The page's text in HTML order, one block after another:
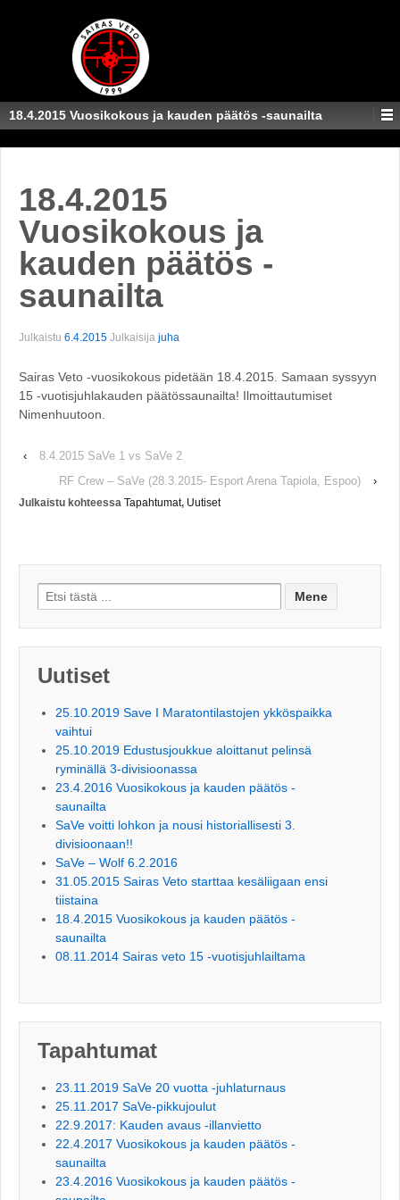
18.4.2015 Vuosikokous ja kauden päätös -saunailta
18.4.2015
Vuosikokous ja
kauden päätös -
saunailta
Julkaistu 6.4.2015 Julkaisija juha
Sairas Veto -vuosikokous pidetään 18.4.2015. Samaan syssyyn
15 -vuotisjuhlakauden päätössaunailta! Ilmoittautumiset
Nimenhuutoon.
‹
8.4.2015 SaVe 1 vs SaVe 2
RF Crew – SaVe (28.3.2015- Esport Arena Tapiola, Espoo)
›
Julkaistu kohteessa Tapahtumat, Uutiset
Search for:
Uutiset
25.10.2019 Save I Maratontilastojen ykköspaikka
vaihtui
25.10.2019 Edustusjoukkue aloittanut pelinsä
ryminällä 3-divisioonassa
23.4.2016 Vuosikokous ja kauden päätös -
saunailta
SaVe voitti lohkon ja nousi historiallisesti 3.
divisioonaan!!
SaVe – Wolf 6.2.2016
31.05.2015 Sairas Veto starttaa kesäliigaan ensi
tiistaina
18.4.2015 Vuosikokous ja kauden päätös -
saunailta
08.11.2014 Sairas veto 15 -vuotisjuhlailtama
Tapahtumat
23.11.2019 SaVe 20 vuotta -juhlaturnaus
25.11.2017 SaVe-pikkujoulut
22.9.2017: Kauden avaus -illanvietto
22.4.2017 Vuosikokous ja kauden päätös -
saunailta
23.4.2016 Vuosikokous ja kauden päätös -